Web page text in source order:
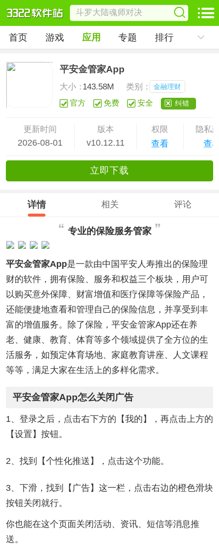
首页 游戏 应用 专题 排行
平安金管家App
大小：143.58M 类别： 金融理财
官方 免费 安全 纠错
更新时间
2026-08-01
版本
v10.12.11
权限
查看
隐私
查
立即下载
详情 相关 评论
专业的保险服务管家
平安金管家App是一款由中国平安人寿推出的保险理
财的软件，拥有保险、服务和权益三个板块，用户可
以购买意外保障、财富增值和医疗保障等保险产品，
还能便捷地查看和管理自己的保险信息，并享受到丰
富的增值服务。除了保险，平安金管家App还在养
老、健康、教育、体育等多个领域提供了全方位的生
活服务，如预定体育场地、家庭教育讲座、人文课程
等等，满足大家在生活上的多样化需求。
平安金管家App怎么关闭广告
1、登录之后，点击右下方的【我的】，再点击上方的
【设置】按钮。
2、找到【个性化推送】，点击这个功能。
3、下滑，找到【广告】这一栏，点击右边的橙色滑块
按钮关闭就行。
你也能在这个页面关闭活动、资讯、短信等消息推
送。